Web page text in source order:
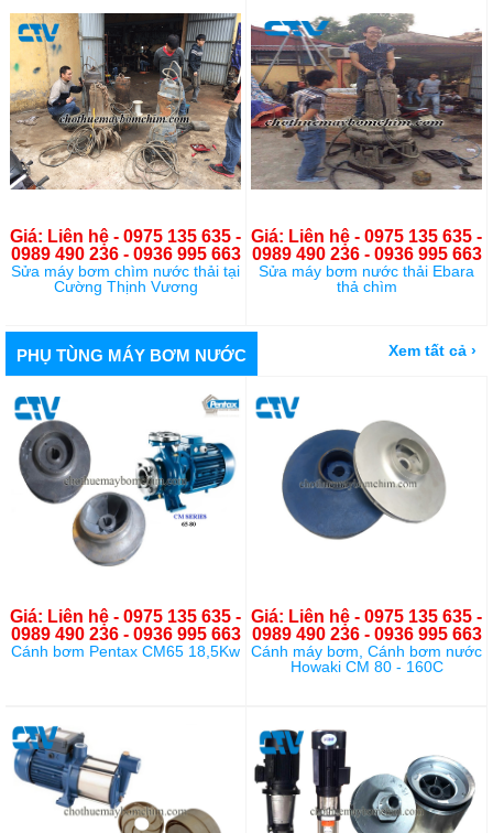
Giá: Liên hệ - 0975 135 635 -
0989 490 236 - 0936 995 663
Sửa máy bơm chìm nước thải tại
Cường Thịnh Vương
Giá: Liên hệ - 0975 135 635 -
0989 490 236 - 0936 995 663
Sửa máy bơm nước thải Ebara
thả chìm
PHỤ TÙNG MÁY BƠM NƯỚC Xem tất cả ›
Giá: Liên hệ - 0975 135 635 -
0989 490 236 - 0936 995 663
Cánh bơm Pentax CM65 18,5Kw
Giá: Liên hệ - 0975 135 635 -
0989 490 236 - 0936 995 663
Cánh máy bơm, Cánh bơm nước
Howaki CM 80 - 160C